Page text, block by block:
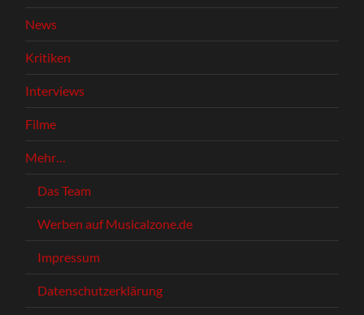
News
Kritiken
Interviews
Filme
Mehr…
Das Team
Werben auf Musicalzone.de
Impressum
Datenschutzerklärung